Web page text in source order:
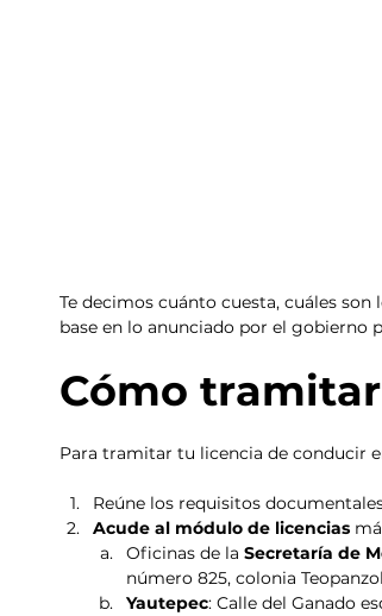
Te decimos cuánto cuesta, cuáles
base en lo anunciado por el gobierno
Cómo
Para tramitar tu licencia de conducir
Reúne los requisitos
Acude al módulo de licencias
Oficinas de la Secretaría de
número 825, colonia
Yautepec: Calle del Ganado